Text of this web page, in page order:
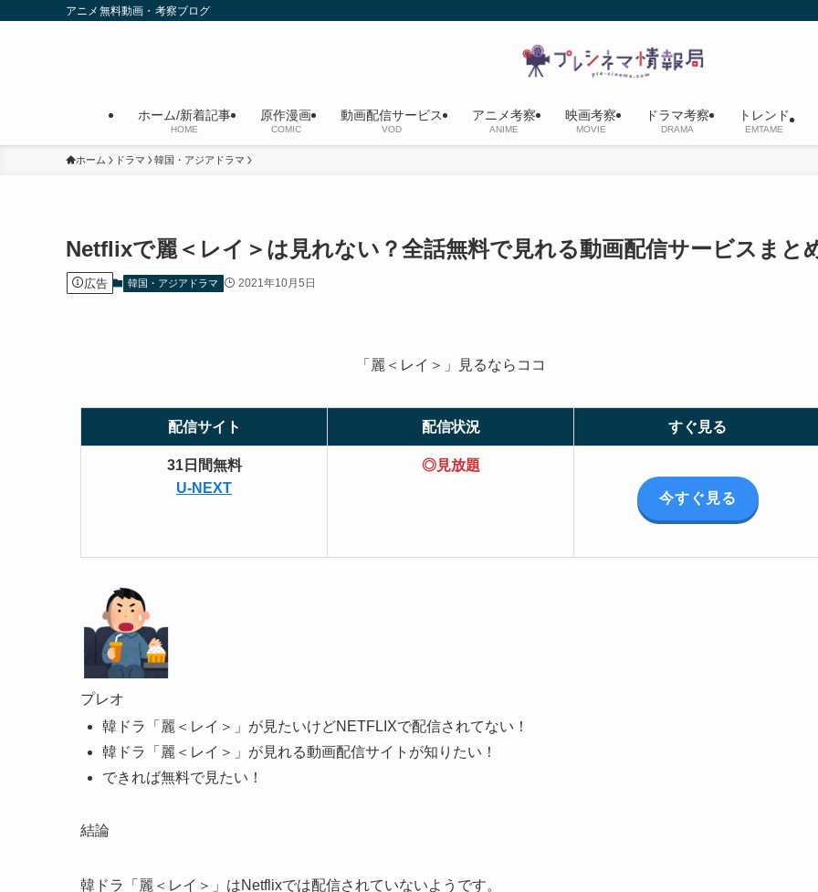
アニメ無料動画・考察ブログ
ホーム/新着記事
HOME
原作漫画
COMIC
動画配信サービス
VOD
アニメ考察
ANIME
映画考察
MOVIE
ドラマ考察
DRAMA
トレンド
EMTAME
ホーム ドラマ 韓国・アジアドラマ
Netflixで麗＜レイ＞は見れない？全話無料で見れる動画配信サービスまと
広告 韓国・アジアドラマ 2021年10月5日
「麗＜レイ＞」 見るならココ
配信サイト 配信状況 すぐ見る
31日間無料
U-NEXT
◎見放題
今すぐ見る
プレオ
韓ドラ「麗＜レイ＞」が見たいけどNETFLIXで配信されてない！
韓ドラ「麗＜レイ＞」が見れる動画配信サイトが知りたい！
できれば無料で見たい！
結論
韓ドラ「麗＜レイ＞」はNetflixでは配信されていないようです。